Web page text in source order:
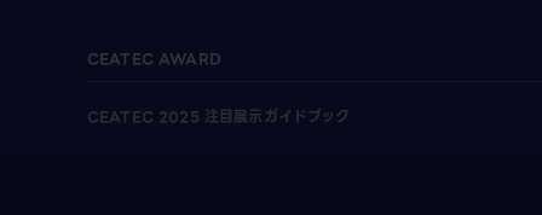
CEATEC AWARD
CEATEC 2025 注目展示ガイドブック